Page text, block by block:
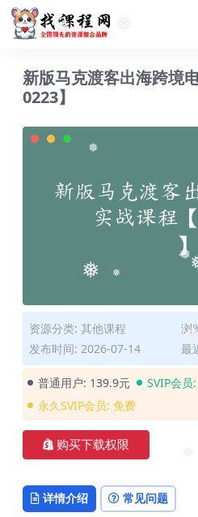
❅
❅
❅
新版马克渡客出海跨境
0223】
资源分类: 其他课程
浏
发布时间: 2026-07-14
最
普通用户: 139.9元 SVIP会员:
永久SVIP会员: 免费
购买下载权限
详情介绍 常见问题